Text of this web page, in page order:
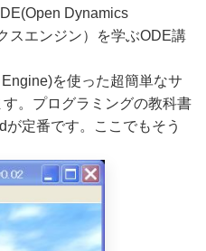
Dynamics
スエンジン）を学ぶODE講
を使った超簡単なサ
。プログラミングの教科書
定番です。ここでもそう